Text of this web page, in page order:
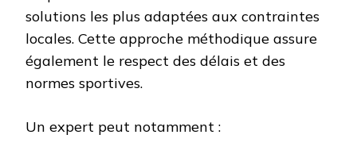
solutions les plus adaptées aux contraintes
locales. Cette approche méthodique assure
également le respect des délais et des
normes sportives.
Un expert peut notamment :